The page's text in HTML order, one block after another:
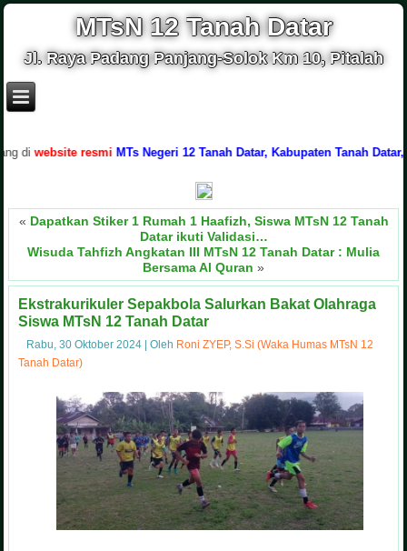
MTsN 12 Tanah Datar
Jl. Raya Padang Panjang-Solok Km 10, Pitalah
resmi MTs Negeri 12 Tanah Datar, Kabupaten Tanah Datar,
« Dapatkan Stiker 1 Rumah 1 Haafizh, Siswa MTsN 12 Tanah
Datar ikuti Validasi…
Wisuda Tahfizh Angkatan III MTsN 12 Tanah Datar : Mulia
Bersama Al Quran »
Ekstrakurikuler Sepakbola Salurkan Bakat Olahraga
Siswa MTsN 12 Tanah Datar
Rabu, 30 Oktober 2024 |Oleh Roni ZYEP, S.Si (Waka Humas MTsN 12
Tanah Datar)